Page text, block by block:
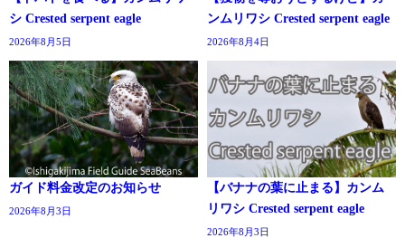
シ Crested serpent eagle
2026年8月5日
ンムリワシ Crested serpent eagle
2026年8月4日
ガイド料金改定のお知らせ
2026年8月3日
【バナナの葉に止まる】カンム
リワシ Crested serpent eagle
2026年8月3日